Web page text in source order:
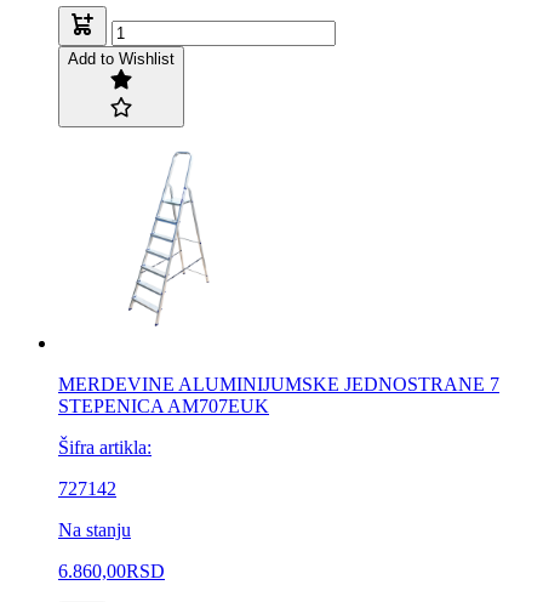
Add to Wishlist
MERDEVINE ALUMINIJUMSKE JEDNOSTRANE 7
STEPENICA AM707EUK
Šifra artikla:
727142
Na stanju
6.860,00RSD